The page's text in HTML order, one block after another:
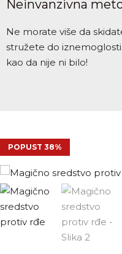
Neinvanzivna
Ne morate više da
stružete do
kao da nije ni bilo!
POPUST 38%